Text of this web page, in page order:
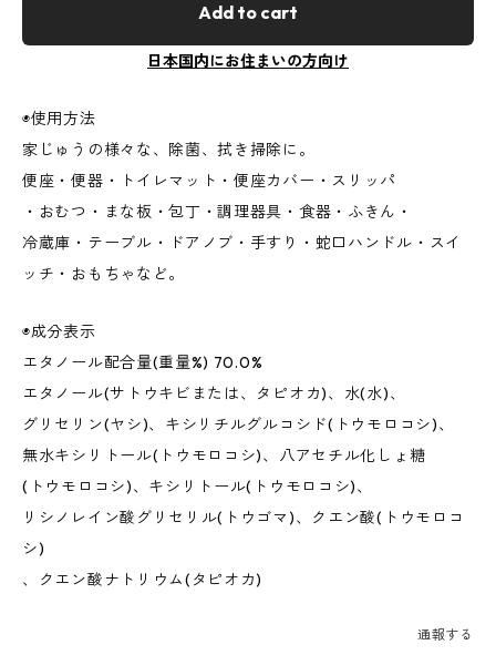
Add to cart
日本国内にお住まいの方向け
◉使用方法
家じゅうの様々な、除菌、拭き掃除に。
便座・便器・トイレマット・便座カバー・スリッパ
・おむつ・まな板・包丁・調理器具・食器・ふきん・
冷蔵庫・テーブル・ドアノブ・手すり・蛇口ハンドル・スイ
ッチ・おもちゃなど。
◉成分表示
エタノール配合量(重量%) 70.0%
エタノール(サトウキビまたは、タピオカ)、水(水)、
グリセリン(ヤシ)、キシリチルグルコシド(トウモロコシ)、
無水キシリトール(トウモロコシ)、八アセチル化しょ糖
(トウモロコシ)、キシリトール(トウモロコシ)、
リシノレイン酸グリセリル(トウゴマ)、クエン酸(トウモロコ
シ)
、クエン酸ナトリウム(タピオカ)
通報する